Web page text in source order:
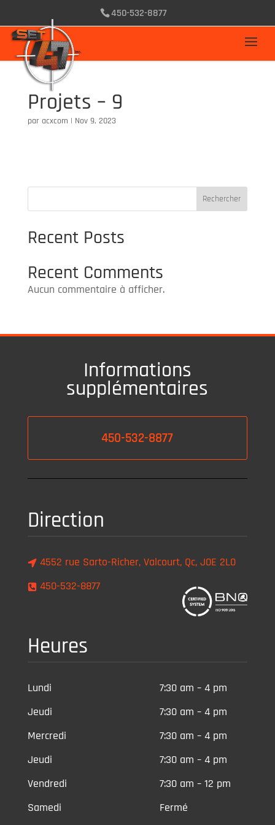
450-532-8877
Projets – 9
par acxcom | Nov 9, 2023
Rechercher
Recent Posts
Recent Comments
Aucun commentaire à afficher.
Informations
supplémentaires
450-532-8877
Direction
4552 rue Sarto-Richer, Valcourt, Qc, J0E 2L0
450-532-8877
Heures
Lundi
7:30 am – 4 pm
Jeudi
7:30 am – 4 pm
Mercredi
7:30 am – 4 pm
Jeudi
7:30 am – 4 pm
Vendredi
7:30 am – 12 pm
Samedi
Fermé